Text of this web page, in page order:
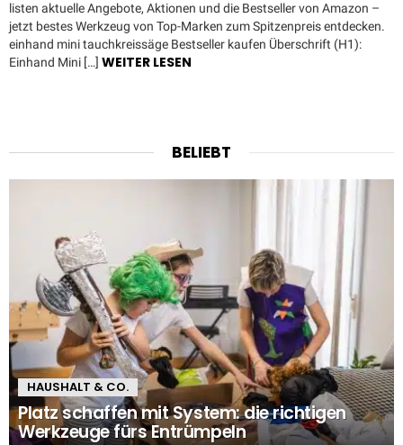
listen aktuelle Angebote, Aktionen und die Bestseller von Amazon –
jetzt bestes Werkzeug von Top-Marken zum Spitzenpreis entdecken.
einhand mini tauchkreissäge Bestseller kaufen Überschrift (H1):
Einhand Mini […] WEITER LESEN
BELIEBT
HAUSHALT & CO.
Platz schaffen mit System: die richtigen
Werkzeuge fürs Entrümpeln